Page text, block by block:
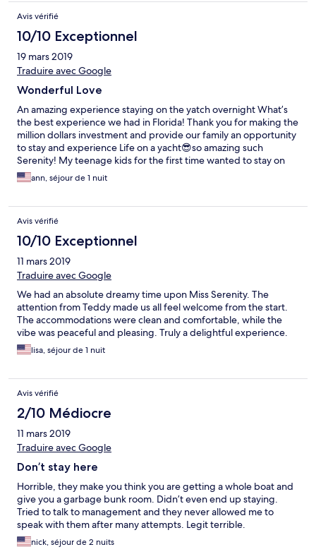
Avis vérifié
10/10 Exceptionnel
19 mars 2019
Traduire avec Google
Wonderful Love
An amazing experience staying on the yatch overnight What’s
the best experience we had in Florida! Thank you for making the
million dollars investment and provide our family an opportunity
to stay and experience Life on a yacht😎so amazing such
Serenity! My teenage kids for the first time wanted to stay on
this yatch longer😁
ann, séjour de 1 nuit
Avis vérifié
10/10 Exceptionnel
11 mars 2019
Traduire avec Google
We had an absolute dreamy time upon Miss Serenity. The
attention from Teddy made us all feel welcome from the start.
The accommodations were clean and comfortable, while the
vibe was peaceful and pleasing. Truly a delightful experience.
lisa, séjour de 1 nuit
Avis vérifié
2/10 Médiocre
11 mars 2019
Traduire avec Google
Don’t stay here
Horrible, they make you think you are getting a whole boat and
give you a garbage bunk room. Didn’t even end up staying.
Tried to talk to management and they never allowed me to
speak with them after many attempts. Legit terrible.
nick, séjour de 2 nuits